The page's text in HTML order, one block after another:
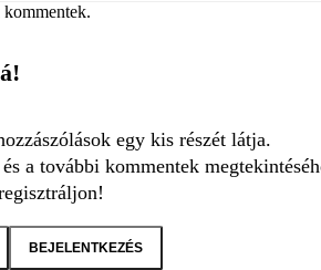
kommentek.
egy kis részét látja.
a további kommentek
BEJELENTKEZÉS